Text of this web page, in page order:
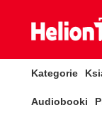
Kategorie
Audiobooki